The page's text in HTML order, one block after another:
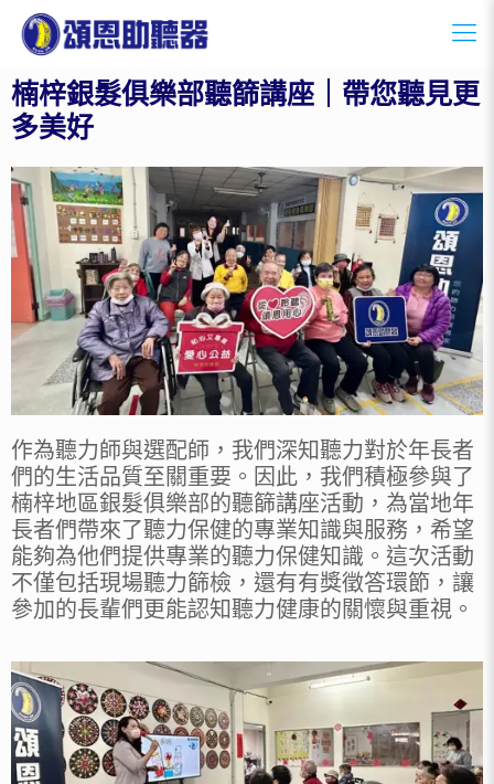
楠梓銀髮俱樂部聽篩講座｜帶您聽見更
多美好
作為聽力師與選配師，我們深知聽力對於年長者
們的生活品質至關重要。因此，我們積極參與了
楠梓地區銀髮俱樂部的聽篩講座活動，為當地年
長者們帶來了聽力保健的專業知識與服務，希望
能夠為他們提供專業的聽力保健知識。這次活動
不僅包括現場聽力篩檢，還有有獎徵答環節，讓
參加的長輩們更能認知聽力健康的關懷與重視。